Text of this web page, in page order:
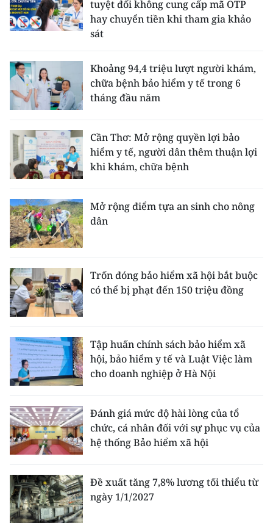
tuyệt đối không cung cấp mã OTP
hay chuyển tiền khi tham gia khảo
sát
Khoảng 94,4 triệu lượt người khám,
chữa bệnh bảo hiểm y tế trong 6
tháng đầu năm
Cần Thơ: Mở rộng quyền lợi bảo
hiểm y tế, người dân thêm thuận lợi
khi khám, chữa bệnh
Mở rộng điểm tựa an sinh cho nông
dân
Trốn đóng bảo hiểm xã hội bắt buộc
có thể bị phạt đến 150 triệu đồng
Tập huấn chính sách bảo hiểm xã
hội, bảo hiểm y tế và Luật Việc làm
cho doanh nghiệp ở Hà Nội
Đánh giá mức độ hài lòng của tổ
chức, cá nhân đối với sự phục vụ của
hệ thống Bảo hiểm xã hội
Đề xuất tăng 7,8% lương tối thiểu từ
ngày 1/1/2027